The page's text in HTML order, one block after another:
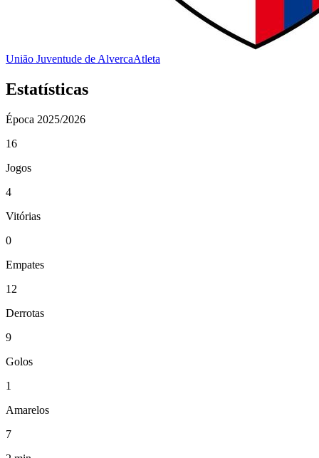
União Juventude de AlvercaAtleta
Estatísticas
Época 2025/2026
16
Jogos
4
Vitórias
0
Empates
12
Derrotas
9
Golos
1
Amarelos
7